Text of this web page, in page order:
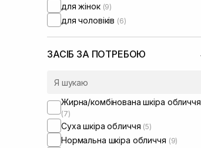
для жінок (9)
для чоловіків (6)
ЗАСІБ ЗА ПОТРЕБОЮ
Жирна/комбінована шкіра обличчя
(7)
Суха шкіра обличчя (5)
Нормальна шкіра обличчя (9)